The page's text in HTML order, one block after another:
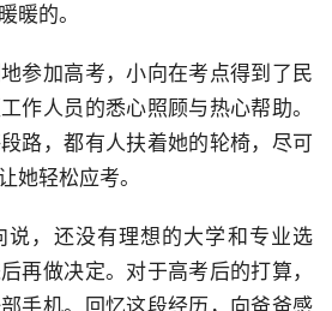
暖的。
参加高考，小向在考点得到了民
作人员的悉心照顾与热心帮助。
路，都有人扶着她的轮椅，尽可
她轻松应考。
说，还没有理想的大学和专业选
再做决定。对于高考后的打算，
手机。回忆这段经历，向爸爸感